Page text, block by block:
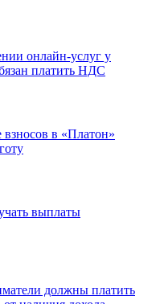
онлайн-услуг у
платить НДС
в «Платон»
выплаты
должны платить